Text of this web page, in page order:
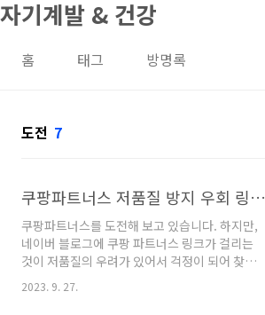
본문 바로가기
자기계발 & 건강
홈 태그 방명록
도전 7
쿠팡파트너스 저품질 방지 우회 링크 만들기 꿀팁 2가지 - 비틀리 bitly
쿠팡파트너스를 도전해 보고 있습니다. 하지만,
네이버 블로그에 쿠팡 파트너스 링크가 걸리는
것이 저품질의 우려가 있어서 걱정이 되어 찾아
보았습니다. 다양한 방법 중에 네이버가 쿠팡 파
트너스를 알지 못하게 하는 두 가지 꿀팁을 알아
2023. 9. 27.